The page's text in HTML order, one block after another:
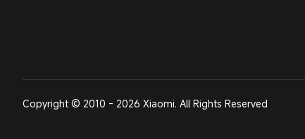
Copyright © 2010 - 2026 Xiaomi. All Rights Reserved